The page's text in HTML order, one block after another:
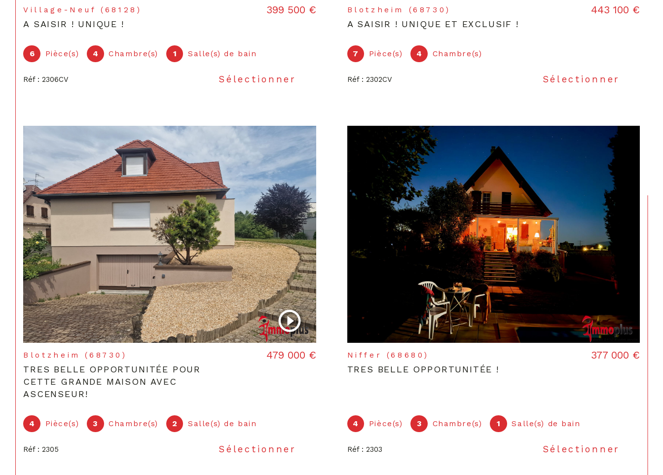
Village-Neuf (68128)
A SAISIR ! UNIQUE !
399 500 €
6 Pièce(s) 4 Chambre(s) 1 Salle(s) de bain
Réf : 2306CV Sélectionner
Blotzheim (68730)
A SAISIR ! UNIQUE ET EXCLUSIF !
443 100 €
7 Pièce(s) 4 Chambre(s)
Réf : 2302CV Sélectionner
Blotzheim (68730)
TRES BELLE OPPORTUNITÉE POUR
CETTE GRANDE MAISON AVEC
ASCENSEUR!
479 000 €
4 Pièce(s) 3 Chambre(s) 2 Salle(s) de bain
Réf : 2305 Sélectionner
Niffer (68680)
TRES BELLE OPPORTUNITÉE !
377 000 €
4 Pièce(s) 3 Chambre(s) 1 Salle(s) de bain
Réf : 2303 Sélectionner